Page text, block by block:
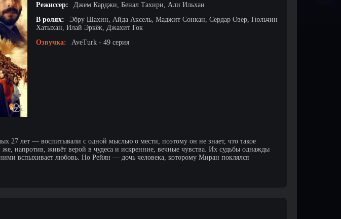
Режиссер:
Джем Карджи, Бенал Тахири, Али Ильхан
В ролях:
Эбру Шахин, Айда Аксель, Маджит Сонкан, Сердар Озер, Гюльчин
Хатыхан, Илай Эркёк, Джахит Гок
Озвучка:
AveTurk - 49 серия
27 лет — воспитывали с одной мыслью о мести, поэтому он не знает, что такое
же, напротив, живёт верой в чудеса и искренние, вечные чувства. Их судьбы однажды
вспыхивает любовь. Но Рейян — дочь человека, которому Миран поклялся